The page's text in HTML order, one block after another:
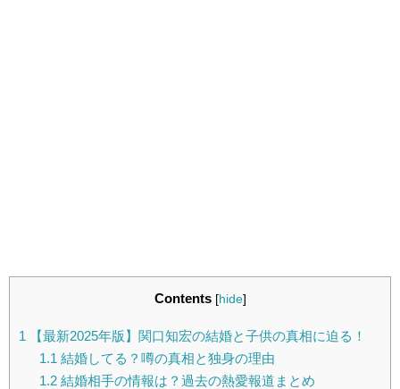
Contents [hide]
1 【最新2025年版】関口知宏の結婚と子供の真相に迫る！
1.1 結婚してる？噂の真相と独身の理由
1.2結婚相手の情報は？過去の熱愛報道まとめ